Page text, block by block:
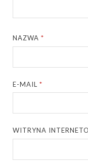
NAZWA*
E-MAIL*
WITRYNA